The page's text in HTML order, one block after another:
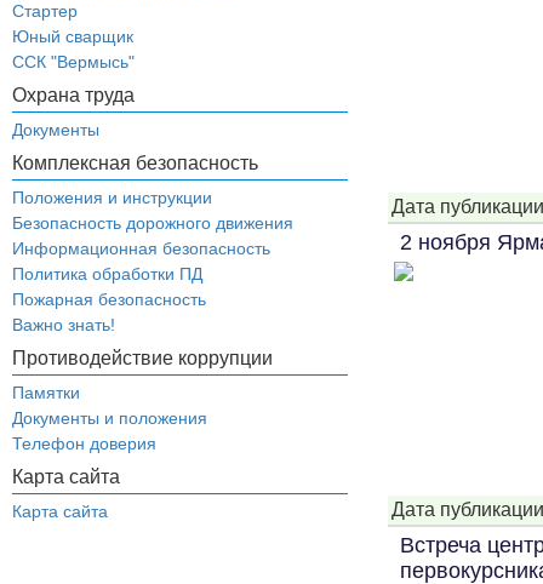
Стартер
Юный сварщик
ССК "Вермысь"
Охрана труда
Документы
Комплексная безопасность
Положения и инструкции
Безопасность дорожного движения
Информационная безопасность
Политика обработки ПД
Пожарная безопасность
Важно знать!
Противодействие коррупции
Памятки
Документы и положения
Телефон доверия
Карта сайта
Карта сайта
Дата
2 ноября
Дата
Встреча